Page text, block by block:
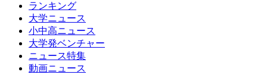
ランキング
大学ニュース
小中高ニュース
大学発ベンチャー
ニュース特集
動画ニュース